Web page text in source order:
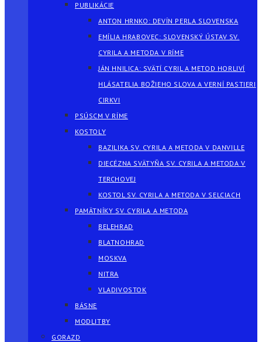
PUBLIKÁCIE
ANTON HRNKO: DEVÍN PERLA SLOVENSKA
EMÍLIA HRABOVEC: SLOVENSKÝ ÚSTAV SV.
CYRILA A METODA V RÍME
JÁN HNILICA: SVÄTÍ CYRIL A METOD HORLIVÍ
HLÁSATELIA BOŽIEHO SLOVA A VERNÍ PASTIERI
CIRKVI
PSÚSCM V RÍME
KOSTOLY
BAZILIKA SV. CYRILA A METODA V DANVILLE
DIECÉZNA SVÄTYŇA SV. CYRILA A METODA V
TERCHOVEJ
KOSTOL SV. CYRILA A METODA V SELCIACH
PAMÄTNÍKY SV. CYRILA A METODA
BELEHRAD
BLATNOHRAD
MOSKVA
NITRA
VLADIVOSTOK
BÁSNE
MODLITBY
GORAZD